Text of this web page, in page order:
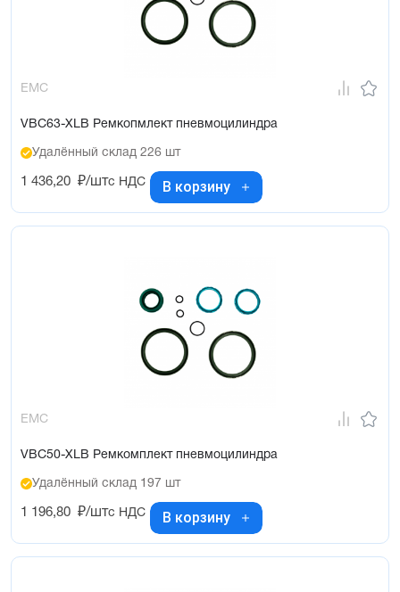
EMC
VBC63-XLB Ремкопмлект пневмоцилиндра
Удалённый склад 226 шт
1 436,20 ₽/штс НДС В корзину
EMC
VBC50-XLB Ремкомплект пневмоцилиндра
Удалённый склад 197 шт
1 196,80 ₽/штс НДС В корзину